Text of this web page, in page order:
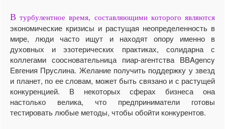
В турбулентное время, составляющими которого являются
экономические кризисы и растущая неопределенность в
мире, люди часто ищут и находят опору именно в
духовных и эзотерических практиках, солидарна с
коллегами соосновательница пиар-агентства BBAgency
Евгения Пруслина. Желание получить поддержку у звезд
и планет, по ее словам, может быть связано и с растущей
конкуренцией. В некоторых сферах бизнеса она
настолько велика, что предприниматели готовы
тестировать любые методы, чтобы обойти конкурентов.